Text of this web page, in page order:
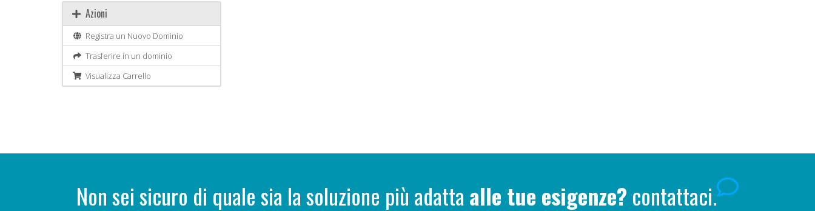
Azioni
Registra un Nuovo Dominio
Trasferire in un dominio
Visualizza Carrello
Non sei sicuro di quale sia la soluzione più adattaalle tue esigenze? contattaci.